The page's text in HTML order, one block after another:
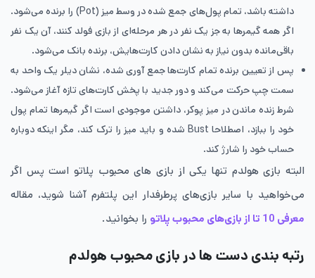
داشته باشد، تمام پول‌های جمع شده در وسط میز (Pot) را برنده می‌شود.
اگر همه گیمرها به جز یک نفر در هر مرحله‌ای از بازی فولد کنند، آن یک نفر
باقی‌مانده بدون نیاز به نشان دادن کارت‌هایش، برنده بانک می‌شود.
​پس از تعیین برنده تمام کارت‌ها جمع آوری شده، نشان دیلر یک واحد به
سمت چپ حرکت می‌کند و دور جدید با پخش کارت‌های تازه آغاز می‌شود.
شرط زنده ماندن در میز پوکر، داشتن موجودی است اگر گیمرها تمام پول
خود را ببازد، اصطلاحا Bust شده و باید میز را ترک کند، مگر اینکه دوباره
حساب خود را شارژ کند.
البته بازی هولدم تنها یکی از بازی های محبوب پلاتو است پس اگر
می‌خواهید با سایر بازی‌های پرطرفدار این پلتفرم آشنا شوید، مقاله
معرفی 10 تا از بازی‌های محبوب پلاتو
را بخوانید.
رتبه ‌بندی دست ‌ها در بازی محبوب هولدم